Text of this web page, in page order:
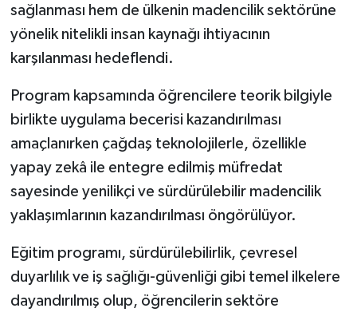
sağlanması hem de ülkenin madencilik sektörüne
yönelik nitelikli insan kaynağı ihtiyacının
karşılanması hedeflendi.
Program kapsamında öğrencilere teorik bilgiyle
birlikte uygulama becerisi kazandırılması
amaçlanırken çağdaş teknolojilerle, özellikle
yapay zekâ ile entegre edilmiş müfredat
sayesinde yenilikçi ve sürdürülebilir madencilik
yaklaşımlarının kazandırılması öngörülüyor.
Eğitim programı, sürdürülebilirlik, çevresel
duyarlılık ve iş sağlığı-güvenliği gibi temel ilkelere
dayandırılmış olup, öğrencilerin sektöre